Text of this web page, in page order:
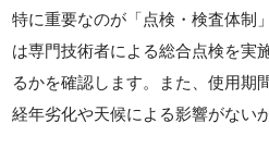
特に重要なのが「点検・検査体制
は専門技術者による総合点検を実
るかを確認します。また、使用期
経年劣化や天候による影響がない